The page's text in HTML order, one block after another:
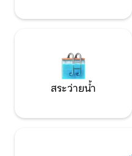
สระว่ายน้ำ